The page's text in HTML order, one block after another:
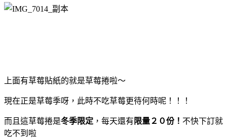
上面有草莓貼紙的就是草莓捲啦～
現在正是草莓季呀，此時不吃草莓更待何時呢！！！
而且這草莓捲是冬季限定 ，每天還有 限量２０份！ 不快下訂就
吃不到啦